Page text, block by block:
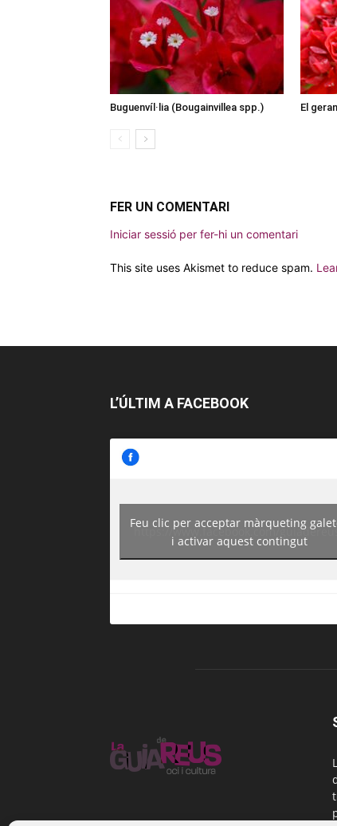
Buguenvíl·lia (Bougainvillea spp.) El
FER UN COMENTARI
Iniciar sessió per fer-hi un comentari
This site uses Akismet to reduce spam.
L’ÚLTIM A FACEBOOK
https://www.facebook.com/
Feu clic per acceptar màrqueting
i activar aquest contingut